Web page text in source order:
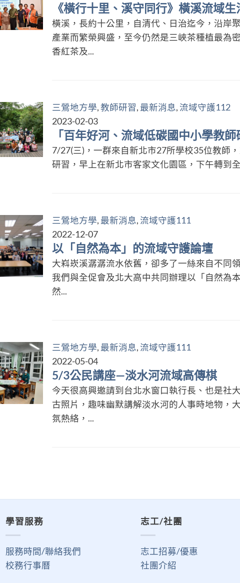
《橫行十里、溪守同行》橫溪流域
橫溪，長約十公里，自清代、日治迄今，沿岸
產業而繁榮興盛，至今仍然是三峽茶種植最為
香紅茶及...
三鶯地方學,教師研習, 最新消息, 流域守護112
2023-02-03
「百年好河、流域低碳國中小學教師
7/27(三)，一群來自新北市27所學校35位教師
研習，早上在新北市客家文化園區，下午轉到
三鶯地方學, 最新消息, 流域守護111
2022-12-07
以「自然為本」的流域守護論壇
大嵙崁溪潺潺流水依舊，卻多了一絲來自不同
我們與全促會及北大高中共同辦理以「自然為
然...
三鶯地方學, 最新消息, 流域守護111
2022-05-04
5/3公民講座—淡水河流域高傳棋
今天很高興邀請到台北水窗口執行長、也是社
古照片，趣味幽默講解淡水河的人事時地物，
氛熱絡，...
學習服務
服務時間/聯絡我們
校務行事曆
志工/社團
志工招募/優惠
社團介紹